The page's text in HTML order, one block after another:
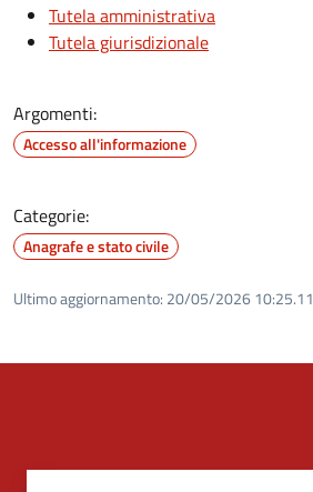
Tutela amministrativa
Tutela giurisdizionale
Argomenti:
Accesso all'informazione
Categorie:
Anagrafe e stato civile
Ultimo aggiornamento: 20/05/2026 10:25.11